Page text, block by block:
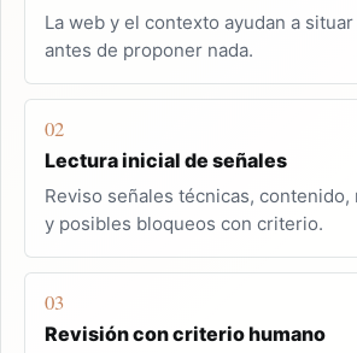
La web y el contexto ayudan a
antes de proponer nada.
02
Lectura inicial de señales
Reviso señales técnicas,
y posibles bloqueos con criterio.
03
Revisión con criterio humano